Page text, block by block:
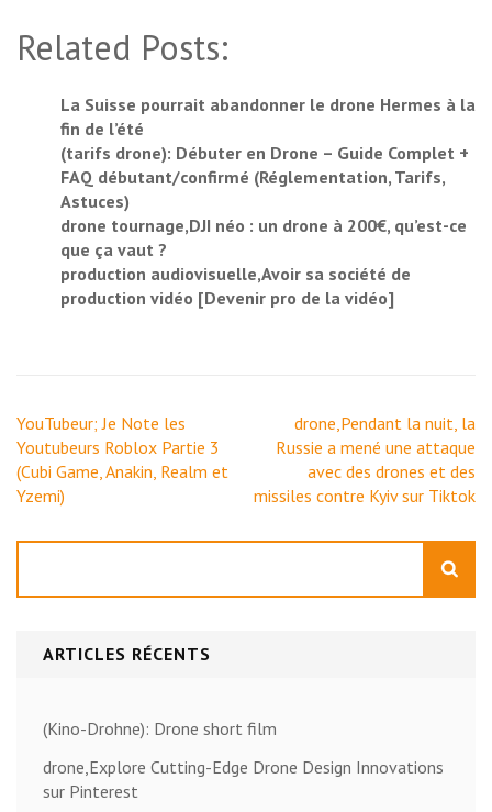
Related Posts:
La Suisse pourrait abandonner le drone Hermes à la
fin de l’été
(tarifs drone): Débuter en Drone – Guide Complet +
FAQ débutant/confirmé (Réglementation, Tarifs,
Astuces)
drone tournage,DJI néo : un drone à 200€, qu’est-ce
que ça vaut ?
production audiovisuelle,Avoir sa société de
production vidéo [Devenir pro de la vidéo]
Navigation
de
l’article
YouTubeur; Je Note les
Youtubeurs Roblox Partie 3
(Cubi Game, Anakin, Realm et
Yzemi)
drone,Pendant la nuit, la
Russie a mené une attaque
avec des drones et des
missiles contre Kyiv sur Tiktok
ARTICLES RÉCENTS
(Kino-Drohne): Drone short film
drone,Explore Cutting-Edge Drone Design Innovations
sur Pinterest